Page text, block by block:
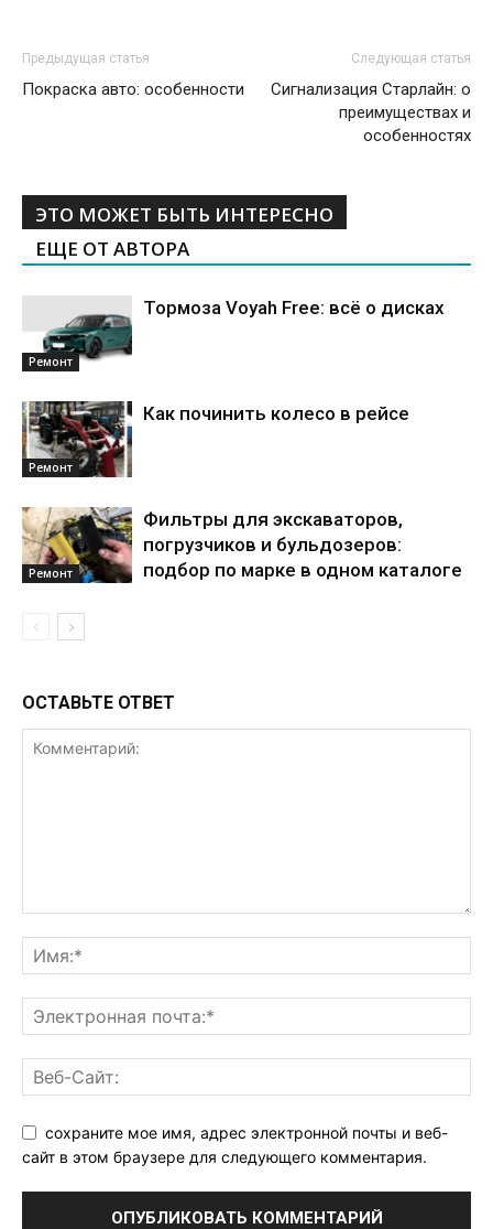
Предыдущая статья
Покраска авто: особенности
Следующая статья
Сигнализация Старлайн: о
преимуществах и
особенностях
ЭТО МОЖЕТ БЫТЬ ИНТЕРЕСНО
ЕЩЕ ОТ АВТОРА
Ремонт
Тормоза Voyah Free: всё о дисках
Ремонт
Как починить колесо в рейсе
Ремонт
Фильтры для экскаваторов,
погрузчиков и бульдозеров:
подбор по марке в одном каталоге
ОСТАВЬТЕ ОТВЕТ
сохраните мое имя, адрес электронной почты и веб-
сайт в этом браузере для следующего комментария.